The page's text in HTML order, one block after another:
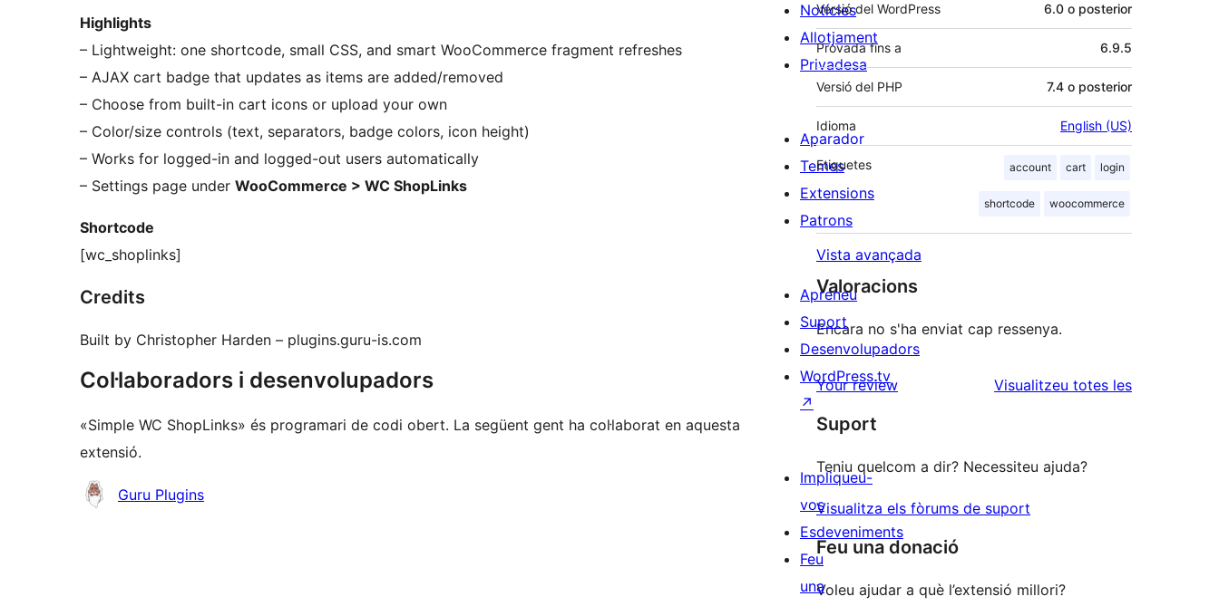
Highlights
– Lightweight: one shortcode, small CSS, and smart WooCommerce fragment refreshes
– AJAX cart badge that updates as items are added/removed
– Choose from built-in cart icons or upload your own
– Color/size controls (text, separators, badge colors, icon height)
– Works for logged-in and logged-out users automatically
– Settings page under WooCommerce > WC ShopLinks
Shortcode
[wc_shoplinks]
Credits
Built by Christopher Harden – plugins.guru-is.com
Col·laboradors i desenvolupadors
«Simple WC ShopLinks» és programari de codi obert. La següent gent ha col·laborat en aquesta
extensió.
Col·laboradors
Guru Plugins
Versió del WordPress 6.0 o posterior
Provada fins a 6.9.5
Versió del PHP 7.4 o posterior
Idioma English (US)
Etiquetes account cart login
shortcode woocommerce
Vista avançada
Valoracions
Encara no s'ha enviat cap ressenya.
Your review Visualitzeu totes lesressenyes
Suport
Teniu quelcom a dir? Necessiteu ajuda?
Visualitza els fòrums de suport
Feu una donació
Voleu ajudar a què l’extensió millori?
Notícies
Allotjament
Privadesa
Aparador
Temes
Extensions
Patrons
Apreneu
Suport
Desenvolupadors
WordPress.tv
↗
Impliqueu-
vos
Esdeveniments
Feu
una